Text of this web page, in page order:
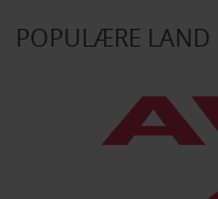
POPULÆRE LAND